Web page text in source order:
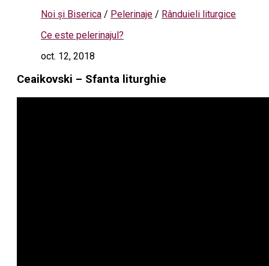
Noi și Biserica / Pelerinaje / Rânduieli liturgice
Ce este pelerinajul?
oct. 12, 2018
Ceaikovski – Sfanta liturghie